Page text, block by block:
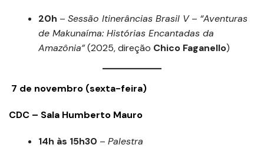
20h – Sessão Itinerâncias Brasil V– “Aventuras
de Makunaíma: Histórias Encantadas da
Amazônia”(2025, direção Chico Faganello)
7 de novembro (sexta-feira)
CDC – Sala Humberto Mauro
14h às 15h30 – Palestra